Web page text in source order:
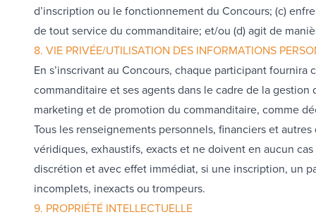
d’inscription ou le fonctionnement du Concours; (c)
de tout service du commanditaire; et/ou (d) agit de
8. VIE PRIVÉE/UTILISATION DES INFORMATIONS
En s’inscrivant au Concours, chaque participant
commanditaire et ses agents dans le cadre de la
marketing et de promotion du commanditaire, comme
Tous les renseignements personnels, financiers et
véridiques, exhaustifs, exacts et ne doivent en aucun
discrétion et avec effet immédiat, si une inscription, un
incomplets, inexacts ou trompeurs.
9. PROPRIÉTÉ INTELLECTUELLE